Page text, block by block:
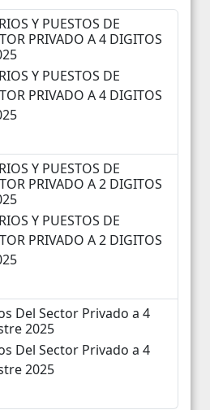
27 28 29
2 3 4 5
Y PUESTOS DE
PRIVADO A 4 DIGITOS
Y PUESTOS DE
PRIVADO A 4 DIGITOS
Y PUESTOS DE
PRIVADO A 2 DIGITOS
Y PUESTOS DE
PRIVADO A 2 DIGITOS
Del Sector Privado a 4
2025
Del Sector Privado a 4
2025